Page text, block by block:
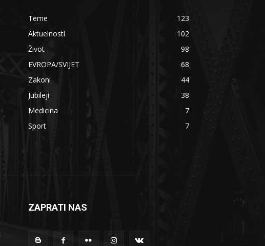
Teme
123
Aktuelnosti
102
Život
98
EVROPA/SVIJET
68
Zakoni
44
Jubileji
38
Medicina
7
Sport
7
ZAPRATI NAS